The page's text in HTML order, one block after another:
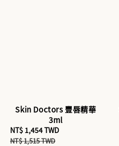
Skin Doctors 豐唇精華
3ml
Sale
price
NT$ 1,454 TWD
NT$ 1,515 TWD